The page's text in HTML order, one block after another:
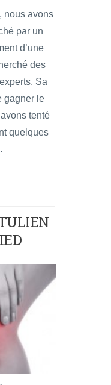
nous avons
par un
d’une
des
Sa
gagner le
tenté
quelques